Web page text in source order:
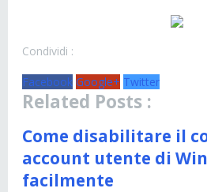
Condividi :
Facebook Google+ Twitter
Related Posts :
Come disabilitare il
account utente di
facilmente